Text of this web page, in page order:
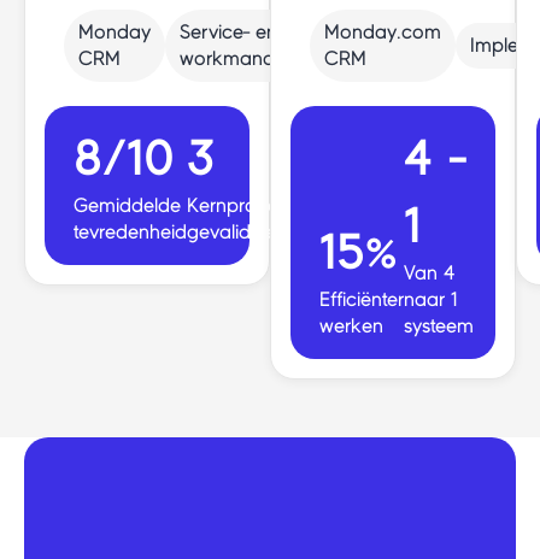
Monday
CRM
Service- en
workmanagement
8/10
Gemiddelde
tevredenheid
3
Kernprocessen
gevalideerd
Monday.com
CRM
15%
Efficiënter
werken
4 -
1
Van 4
naar 1
systeem